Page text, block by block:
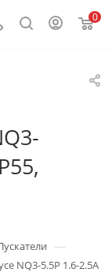
0
—
NQ3-5.5P 1.6-2.5А